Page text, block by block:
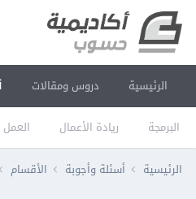
الرئيسية دروس ومقالات
البرمجة ريادة الأعمال العمل
الرئيسية أسئلة وأجوبة الأقسام